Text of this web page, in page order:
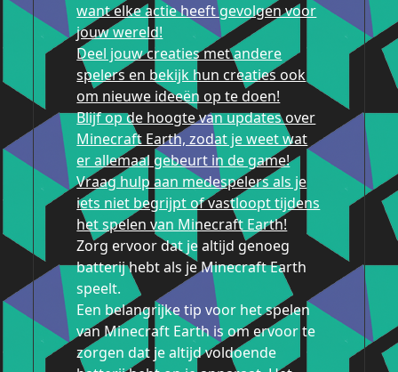
want elke actie heeft gevolgen voor
jouw wereld!
Deel jouw creaties met andere
spelers en bekijk hun creaties ook
om nieuwe ideeën op te doen!
Blijf op de hoogte van updates over
Minecraft Earth, zodat je weet wat
er allemaal gebeurt in de game!
Vraag hulp aan medespelers als je
iets niet begrijpt of vastloopt tijdens
het spelen van Minecraft Earth!
Zorg ervoor dat je altijd genoeg
batterij hebt als je Minecraft Earth
speelt.
Een belangrijke tip voor het spelen
van Minecraft Earth is om ervoor te
zorgen dat je altijd voldoende